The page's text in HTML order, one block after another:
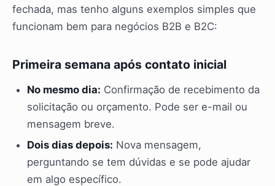
fechada, mas tenho alguns exemplos simples que
funcionam bem para negócios B2B e B2C:
Primeira semana após contato inicial
No mesmo dia: Confirmação de recebimento da
solicitação ou orçamento. Pode ser e-mail ou
mensagem breve.
Dois dias depois: Nova mensagem,
perguntando se tem dúvidas e se pode ajudar
em algo específico.